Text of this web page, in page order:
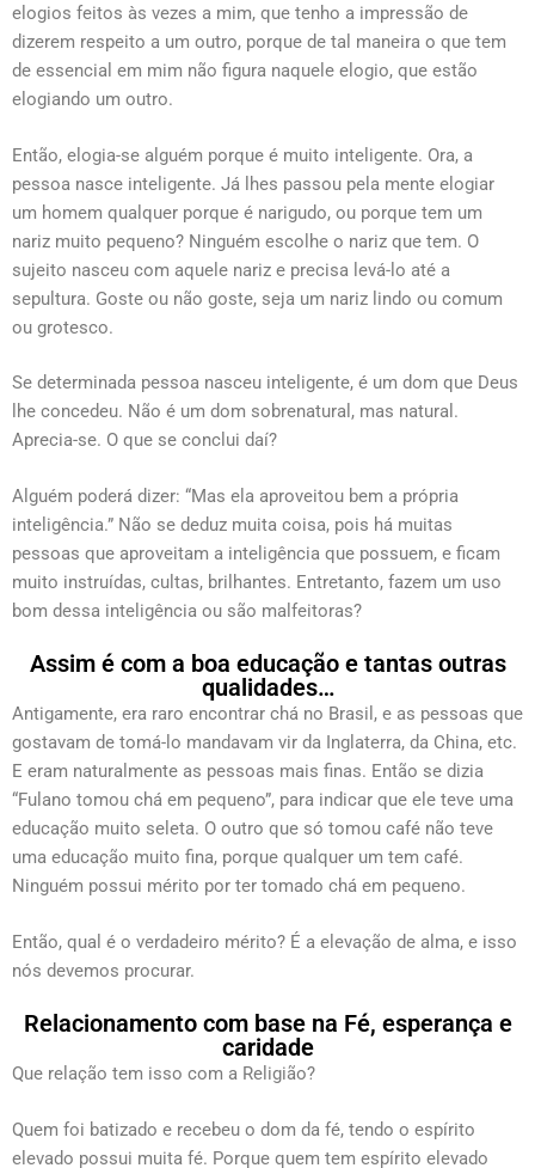
elogios feitos às vezes a mim, que tenho a impressão de
dizerem respeito a um outro, porque de tal maneira o que tem
de essencial em mim não figura naquele elogio, que estão
elogiando um outro.
Então, elogia-se alguém porque é muito inteligente. Ora, a
pessoa nasce inteligente. Já lhes passou pela mente elogiar
um homem qualquer porque é narigudo, ou porque tem um
nariz muito pequeno? Ninguém escolhe o nariz que tem. O
sujeito nasceu com aquele nariz e precisa levá-lo até a
sepultura. Goste ou não goste, seja um nariz lindo ou comum
ou grotesco.
Se determinada pessoa nasceu inteligente, é um dom que Deus
lhe concedeu. Não é um dom sobrenatural, mas natural.
Aprecia-se. O que se conclui daí?
Alguém poderá dizer: “Mas ela aproveitou bem a própria
inteligência.” Não se deduz muita coisa, pois há muitas
pessoas que aproveitam a inteligência que possuem, e ficam
muito instruídas, cultas, brilhantes. Entretanto, fazem um uso
bom dessa inteligência ou são malfeitoras?
Assim é com a boa educação e tantas outras
qualidades…
Antigamente, era raro encontrar chá no Brasil, e as pessoas que
gostavam de tomá-lo mandavam vir da Inglaterra, da China, etc.
E eram naturalmente as pessoas mais finas. Então se dizia
“Fulano tomou chá em pequeno”, para indicar que ele teve uma
educação muito seleta. O outro que só tomou café não teve
uma educação muito fina, porque qualquer um tem café.
Ninguém possui mérito por ter tomado chá em pequeno.
Então, qual é o verdadeiro mérito? É a elevação de alma, e isso
nós devemos procurar.
Relacionamento com base na Fé, esperança e
caridade
Que relação tem isso com a Religião?
Quem foi batizado e recebeu o dom da fé, tendo o espírito
elevado possui muita fé. Porque quem tem espírito elevado